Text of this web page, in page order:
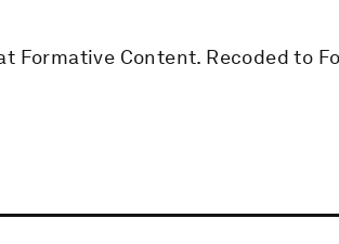
Formative Content. Recoded to